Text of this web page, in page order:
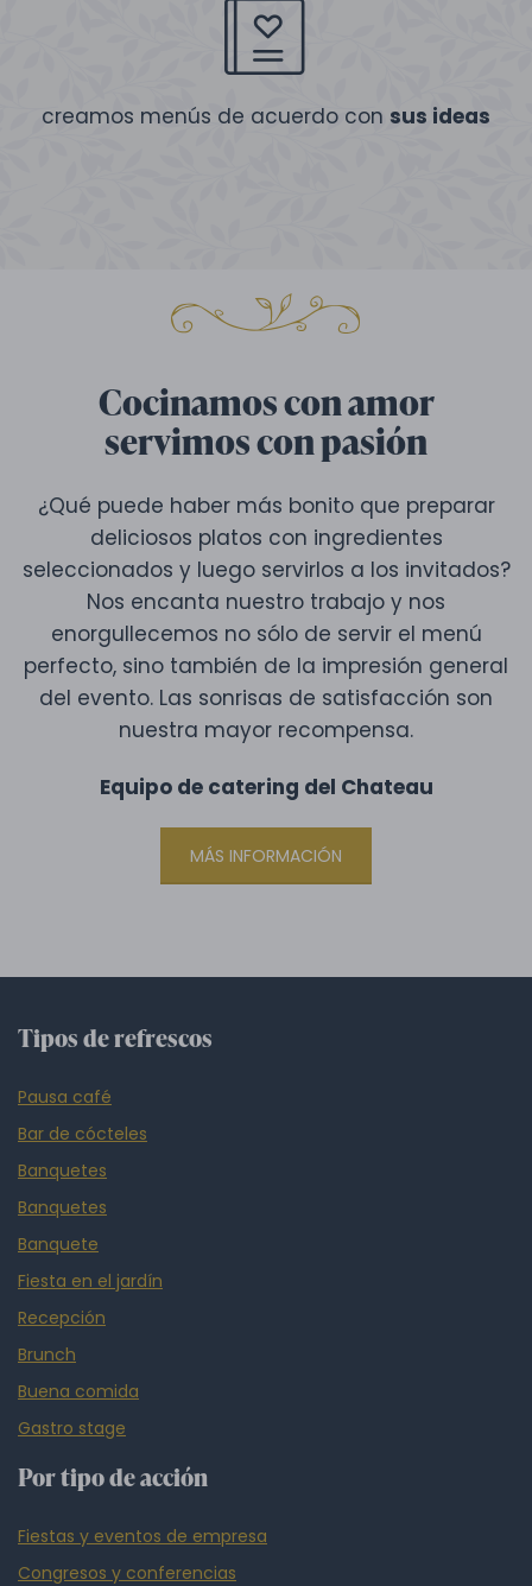
creamos menús de acuerdo con sus ideas
Cocinamos con amor
servimos con pasión
¿Qué puede haber más bonito que preparar
deliciosos platos con ingredientes
seleccionados y luego servirlos a los invitados?
Nos encanta nuestro trabajo y nos
enorgullecemos no sólo de servir el menú
perfecto, sino también de la impresión general
del evento. Las sonrisas de satisfacción son
nuestra mayor recompensa.
Equipo de catering del Chateau
MÁS INFORMACIÓN
Tipos de refrescos
Pausa café
Bar de cócteles
Banquetes
Banquetes
Banquete
Fiesta en el jardín
Recepción
Brunch
Buena comida
Gastro stage
Por tipo de acción
Fiestas y eventos de empresa
Congresos y conferencias